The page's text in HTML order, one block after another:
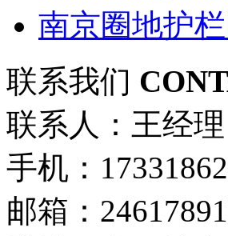
南京圈地护栏
联系我们
联系人：王经理
手机：
邮箱：